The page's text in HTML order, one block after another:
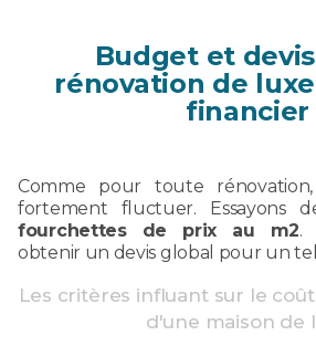
Budget et
rénovation de
financier
Comme pour toute
fortement fluctuer. Essayons
fourchettes de prix au m2.
obtenir un devis global pour un
Les critères influant sur le
d'une maison de